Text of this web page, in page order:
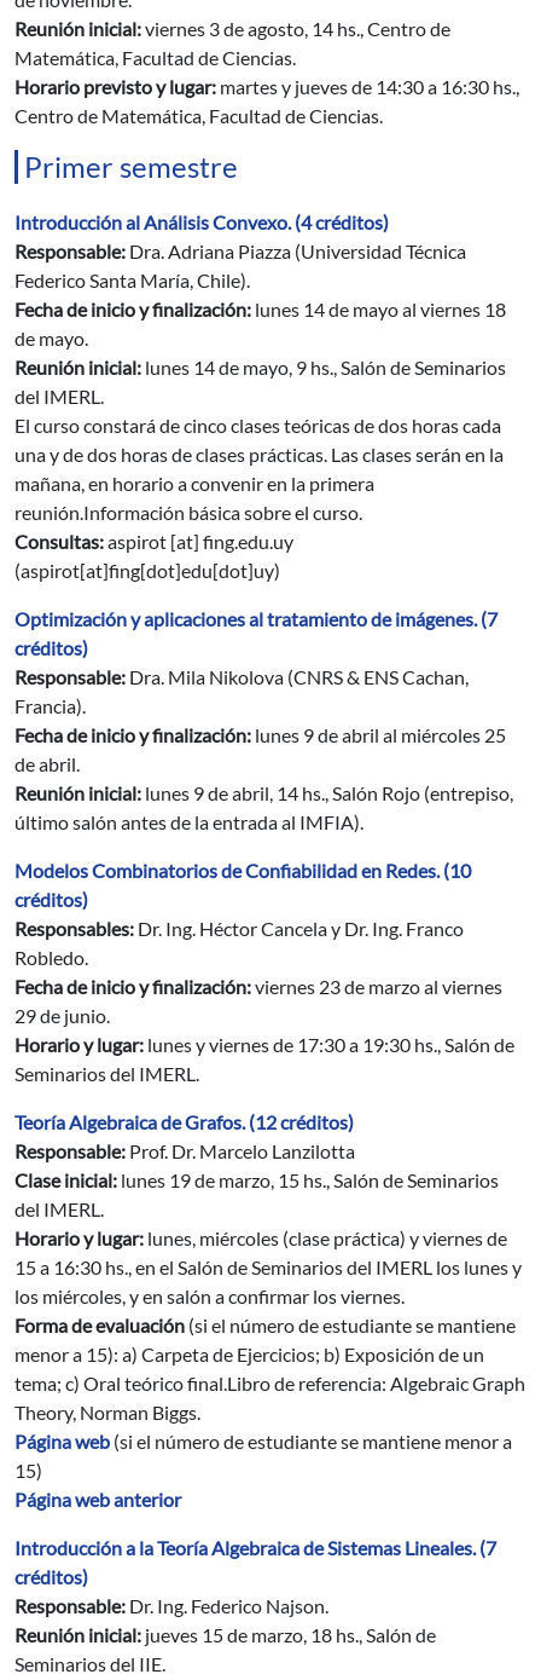
Reunión inicial:viernes 3 de agosto, 14 hs., Centro de
Matemática, Facultad de Ciencias.
Horario previsto y lugar: martes y jueves de 14:30 a 16:30 hs.,
Centro de Matemática, Facultad de Ciencias.
Primer semestre
Introducción al Análisis Convexo. (4 créditos)
Responsable: Dra. Adriana Piazza (Universidad Técnica
Federico Santa María, Chile).
Fecha de inicio y finalización: lunes 14 de mayo al viernes 18
de mayo.
Reunión inicial: lunes 14 de mayo, 9 hs., Salón de Seminarios
del IMERL.
El curso constará de cinco clases teóricas de dos horas cada
una y de dos horas de clases prácticas. Las clases serán en la
mañana, en horario a convenir en la primera
reunión.Información básica sobre el curso.
Consultas:aspirot [at] fing.edu.uy
(aspirot[at]fing[dot]edu[dot]uy)
Optimización y aplicaciones al tratamiento de imágenes. (7
créditos)
Responsable: Dra. Mila Nikolova (CNRS & ENS Cachan,
Francia).
Fecha de inicio y finalización: lunes 9 de abril al miércoles 25
de abril.
Reunión inicial: lunes 9 de abril, 14 hs., Salón Rojo (entrepiso,
último salón antes de la entrada al IMFIA).
Modelos Combinatorios de Confiabilidad en Redes. (10
créditos)
Responsables: Dr. Ing. Héctor Cancela y Dr. Ing. Franco
Robledo.
Fecha de inicio y finalización:viernes 23 de marzo al viernes
29 de junio.
Horario y lugar: lunes y viernes de 17:30 a 19:30 hs., Salón de
Seminarios del IMERL.
Teoría Algebraica de Grafos. (12 créditos)
Responsable: Prof. Dr. Marcelo Lanzilotta
Clase inicial: lunes 19 de marzo, 15 hs., Salón de Seminarios
del IMERL.
Horario y lugar: lunes, miércoles (clase práctica) y viernes de
15 a 16:30 hs., en el Salón de Seminarios del IMERL los lunes y
los miércoles, y en salón a confirmar los viernes.
Forma de evaluación (si el número de estudiante se mantiene
menor a 15): a) Carpeta de Ejercicios; b) Exposición de un
tema; c) Oral teórico final.Libro de referencia: Algebraic Graph
Theory, Norman Biggs.
Página web (si el número de estudiante se mantiene menor a
15)
Página web anterior
Introducción a la Teoría Algebraica de Sistemas Lineales. (7
créditos)
Responsable: Dr. Ing. Federico Najson.
Reunión inicial: jueves 15 de marzo, 18 hs., Salón de
Seminarios del IIE.